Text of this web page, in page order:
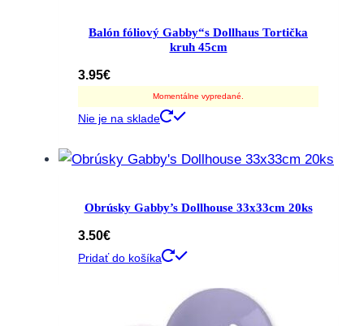
Balón fóliový Gabby“s Dollhaus Tortička
kruh 45cm
3.95€
Momentálne vypredané.
Nie je na sklade
Obrúsky Gabby’s Dollhouse 33x33cm 20ks
3.50€
Pridať do košíka